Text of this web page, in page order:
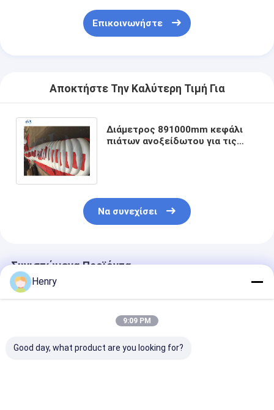
Επικοινωνήστε
Αποκτήστε Την Καλύτερη Τιμή Για
Διάμετρος 891000mm κεφάλι
πιάτων ανοξείδωτου για τις
Να συνεχίσει
Συνιστώμενα Προϊόντα
Henry
9:09 PM
Good day, what product are you looking for?